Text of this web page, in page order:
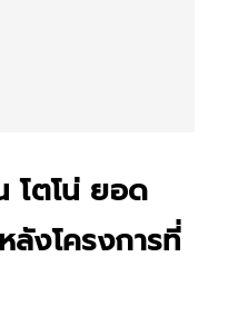
โตโน่ ยอด
ลังโครงการที่